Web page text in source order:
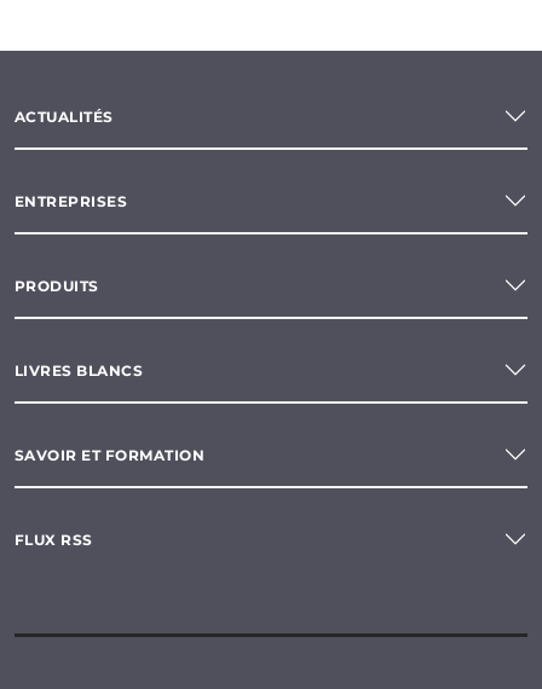
ACTUALITÉS
ENTREPRISES
PRODUITS
LIVRES BLANCS
SAVOIR ET FORMATION
FLUX RSS